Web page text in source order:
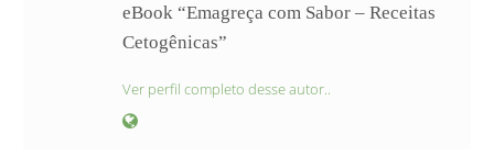
eBook “Emagreça com Sabor – Receitas
Cetogênicas”
Ver perfil completo desse autor..